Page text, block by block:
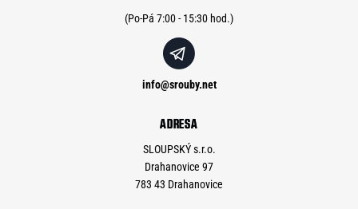
info@srouby.net
ADRESA
SLOUPSKÝ s.r.o.
Drahanovice 97
783 43 Drahanovice